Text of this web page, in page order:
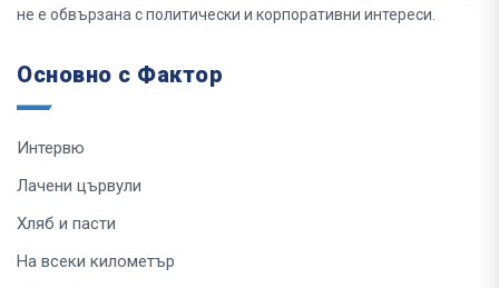
не е обвързана с политически и корпоративни интереси.
Основно с Фактор
Интервю
Лачени цървули
Хляб и пасти
На всеки километър